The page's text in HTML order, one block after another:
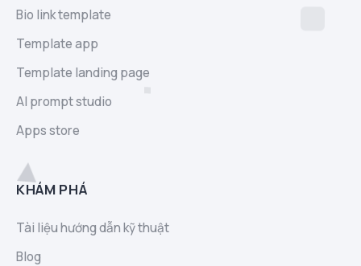
Bio link template
Template app
Template landing page
AI prompt studio
Apps store
KHÁM PHÁ
Tài liệu hướng dẫn kỹ thuật
Blog